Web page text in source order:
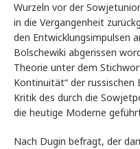
Wurzeln vor der
in die Vergangenheit
den Entwicklungsimpulsen
Bolschewiki abgerissen
Theorie unter dem
Kontinuität“ der russischen
Kritik des durch die
die heutige Moderne
Nach Dugin befragt, der